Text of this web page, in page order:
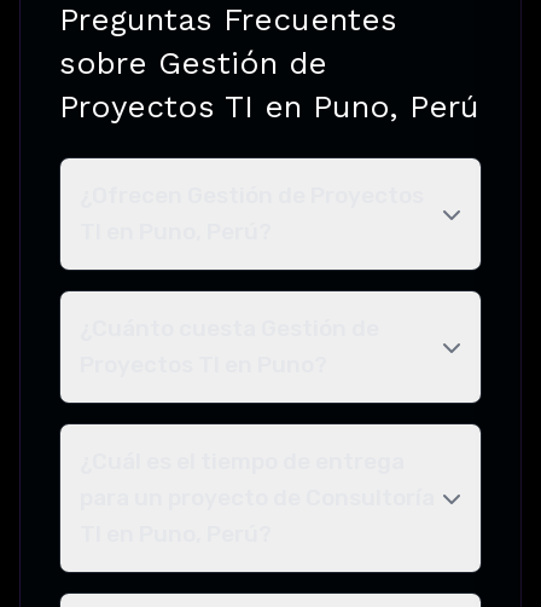
Preguntas Frecuentes
sobre Gestión de
Proyectos TI en Puno, Perú